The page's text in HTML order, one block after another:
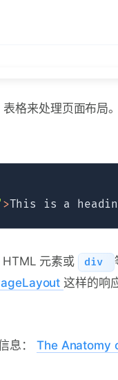
格来处理页面布局
>This is a
HTML 元素或 div
这样的响
息：The Anatomy